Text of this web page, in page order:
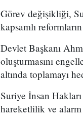
Görev değişikliği,
kapsamlı
Devlet Başkanı
oluşturmasını
altında toplamayı
Suriye İnsan
hareketlilik ve